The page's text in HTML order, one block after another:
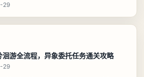
29
洄游全流程，异象委托任务通关攻略
29